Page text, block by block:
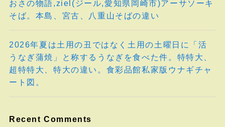
おさの物語,ziel(ジール,愛知県岡崎市)アーサソーキ
そば。本島、宮古、八重山そばの違い
2026年夏は土用の丑ではなく土用の土曜日に「活
うなぎ蒲焼」と称するうなぎを食べた件。特特大、
超特特大、特大の違い。食彩品館私家版ウナギチャ
ート図。
Recent Comments